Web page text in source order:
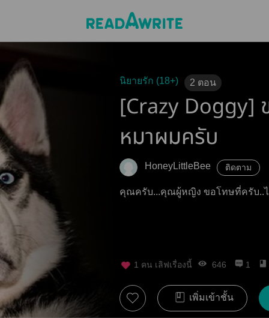
นิยายรัก (18+) 2 ตอน
[Crazy Doggy]
หมาผมครับ
็HoneyLittleBee ติดตาม
คุณครับ...คุณผู้หญิง ขอโทษที่ครับ..
1 คน เลิฟเรื่องนี้ 646 1
เพิ่มเข้าชั้น